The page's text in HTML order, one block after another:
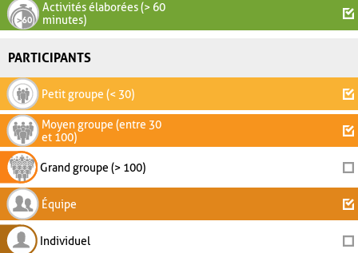
Activités élaborées (> 60
minutes)
PARTICIPANTS
Petit groupe (< 30)
Moyen groupe (entre 30
et 100)
Grand groupe (> 100)
Équipe
Individuel